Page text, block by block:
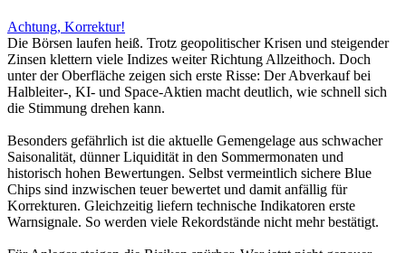
Achtung, Korrektur!
Die Börsen laufen heiß. Trotz geopolitischer Krisen und steigender
Zinsen klettern viele Indizes weiter Richtung Allzeithoch. Doch
unter der Oberfläche zeigen sich erste Risse: Der Abverkauf bei
Halbleiter-, KI- und Space-Aktien macht deutlich, wie schnell sich
die Stimmung drehen kann.
Besonders gefährlich ist die aktuelle Gemengelage aus schwacher
Saisonalität, dünner Liquidität in den Sommermonaten und
historisch hohen Bewertungen. Selbst vermeintlich sichere Blue
Chips sind inzwischen teuer bewertet und damit anfällig für
Korrekturen. Gleichzeitig liefern technische Indikatoren erste
Warnsignale. So werden viele Rekordstände nicht mehr bestätigt.